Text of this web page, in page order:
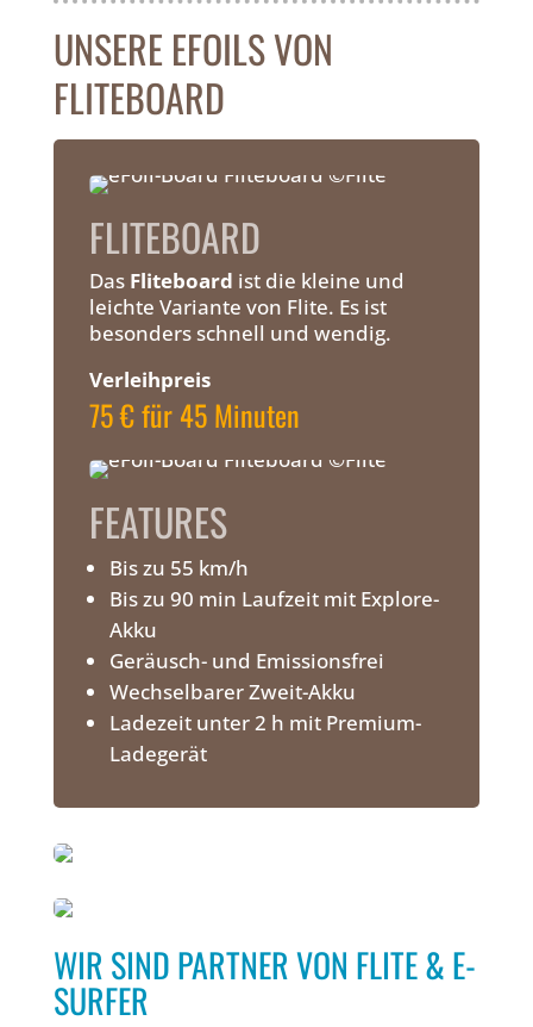
UNSERE EFOILS VON
FLITEBOARD
FLITEBOARD
Das Fliteboard ist die kleine und
leichte Variante von Flite. Es ist
besonders schnell und wendig.
Verleihpreis
75 € für 45 Minuten
FEATURES
Bis zu 55 km/h
Bis zu 90 min Laufzeit mit Explore-
Akku
Geräusch- und Emissionsfrei
Wechselbarer Zweit-Akku
Ladezeit unter 2 h mit Premium-
Ladegerät
WIR SIND PARTNER VON FLITE & E-
SURFER